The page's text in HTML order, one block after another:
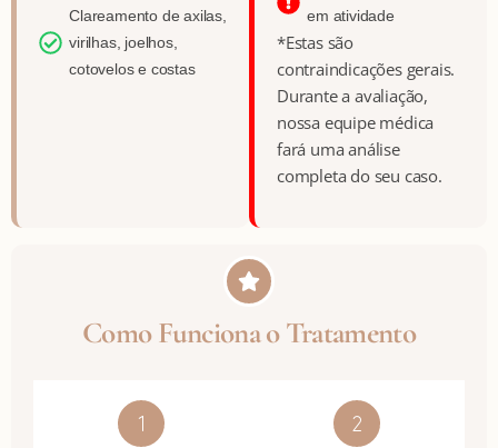
Clareamento de axilas,
virilhas, joelhos,
cotovelos e costas
em atividade
*Estas são
contraindicações gerais.
Durante a avaliação,
nossa equipe médica
fará uma análise
completa do seu caso.
Como Funciona o Tratamento